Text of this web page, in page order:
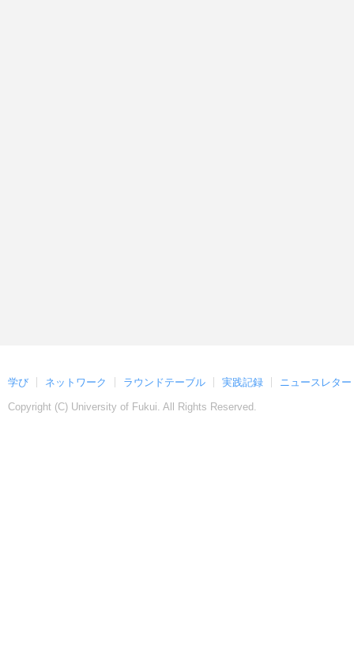
学び ネットワーク ラウンドテーブル 実践記録 ニュースレター
Copyright (C) University of Fukui. All Rights Reserved.